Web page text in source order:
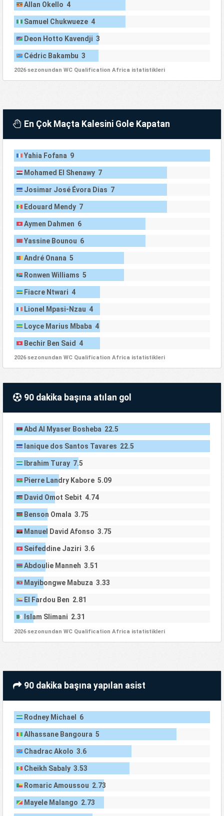
Allan Okello 4
Samuel Chukwueze 4
Deon Hotto Kavendji 3
Cédric Bakambu 3
2026 sezonundan WC Qualification Africa istatistikleri
En Çok Maçta Kalesini Gole Kapatan
Yahia Fofana 9
Mohamed El Shenawy 7
Josimar José Évora Dias 7
Edouard Mendy 7
Aymen Dahmen 6
Yassine Bounou 6
André Onana 5
Ronwen Williams 5
Fiacre Ntwari 4
Lionel Mpasi-Nzau 4
Loyce Marius Mbaba 4
Bechir Ben Said 4
2026 sezonundan WC Qualification Africa istatistikleri
90 dakika başına atılan gol
Abd Al Myaser Bosheba 22.5
Ianique dos Santos Tavares 22.5
Ibrahim Turay 7.5
Pierre Landry Kabore 5.09
David Omot Sebit 4.74
Benson Omala 3.75
Manuel David Afonso 3.75
Seifeddine Jaziri 3.6
Abdoulie Manneh 3.51
Mayibongwe Mabuza 3.33
El Fardou Ben 2.81
Islam Slimani 2.31
2026 sezonundan WC Qualification Africa istatistikleri
90 dakika başına yapılan asist
Rodney Michael 6
Alhassane Bangoura 5
Chadrac Akolo 3.6
Cheikh Sabaly 3.53
Romaric Amoussou 2.73
Mayele Malango 2.73